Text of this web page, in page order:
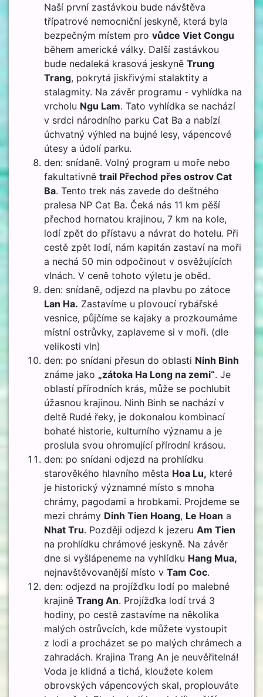
Naší první zastávkou bude návštěva
třípatrové nemocniční jeskyně, která byla
bezpečným místem pro vůdce Viet Congu
během americké války. Další zastávkou
bude nedaleká krasová jeskyně Trung
Trang, pokrytá jiskřivými stalaktity a
stalagmity. Na závěr programu - vyhlídka na
vrcholu Ngu Lam. Tato vyhlídka se nachází
v srdci národního parku Cat Ba a nabízí
úchvatný výhled na bujné lesy, vápencové
útesy a údolí parku.
den: snídaně. Volný program u moře nebo
fakultativně trail Přechod přes ostrov Cat
Ba. Tento trek nás zavede do deštného
pralesa NP Cat Ba. Čeká nás 11 km pěší
přechod hornatou krajinou, 7 km na kole,
lodí zpět do přístavu a návrat do hotelu. Při
cestě zpět lodí, nám kapitán zastaví na moři
a nechá 50 min odpočinout v osvěžujících
vlnách. V ceně tohoto výletu je oběd.
den: snídaně, odjezd na plavbu po zátoce
Lan Ha. Zastavíme u plovoucí rybářské
vesnice, půjčíme se kajaky a prozkoumáme
místní ostrůvky, zaplaveme si v moři. (dle
velikosti vln)
den: po snídani přesun do oblasti Ninh Binh
známe jako „zátoka Ha Long na zemi“. Je
oblastí přírodních krás, může se pochlubit
úžasnou krajinou. Ninh Binh se nachází v
deltě Rudé řeky, je dokonalou kombinací
bohaté historie, kulturního významu a je
proslula svou ohromující přírodní krásou.
den: po snídani odjezd na prohlídku
starověkého hlavního města Hoa Lu, které
je historický významné místo s mnoha
chrámy, pagodami a hrobkami. Projdeme se
mezi chrámy Dinh Tien Hoang, Le Hoan a
Nhat Tru. Později odjezd k jezeru Am Tien
na prohlídku chrámové jeskyně. Na závěr
dne si vyšlápeneme na vyhlídku Hang Mua,
nejnavštěvovanější místo v Tam Coc.
den: odjezd na projížďku lodí po malebné
krajině Trang An. Projížďka lodí trvá 3
hodiny, po cestě zastavíme na několika
malých ostrůvcích, kde můžete vystoupit
z lodi a procházet se po malých chrámech a
zahradách. Krajina Trang An je neuvěřitelná!
Voda je klidná a tichá, kloužete kolem
obrovských vápencových skal, proplouváte